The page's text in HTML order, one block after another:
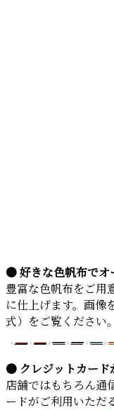
● 好きな色帆布でオ
豊富な色帆布をご用
に仕上げます。画像
式）をご覧ください。
● クレジットカード
店舗ではもちろん通
ードがご利用いただ